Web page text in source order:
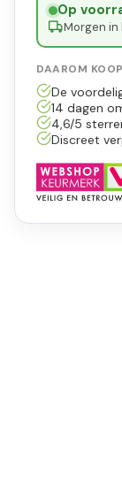
Op
Morgen in
DAAROM
De
14 dagen
4,6/5
Discreet